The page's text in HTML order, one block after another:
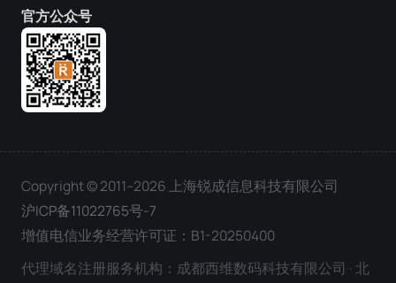
官方公众号
Copyright © 2011–2026 上海锐成信息科技有限公司
沪ICP备11022765号-7
增值电信业务经营许可证：B1-20250400
代理域名注册服务机构：成都西维数码科技有限公司 · 北